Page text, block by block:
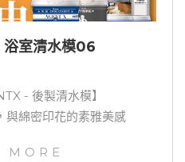
浴室清水模06
- 後製清水模】
與綿密印花的素雅美感
MORE